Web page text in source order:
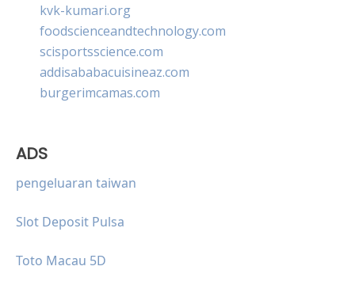
kvk-kumari.org
foodscienceandtechnology.com
scisportsscience.com
addisababacuisineaz.com
burgerimcamas.com
ADS
pengeluaran taiwan
Slot Deposit Pulsa
Toto Macau 5D